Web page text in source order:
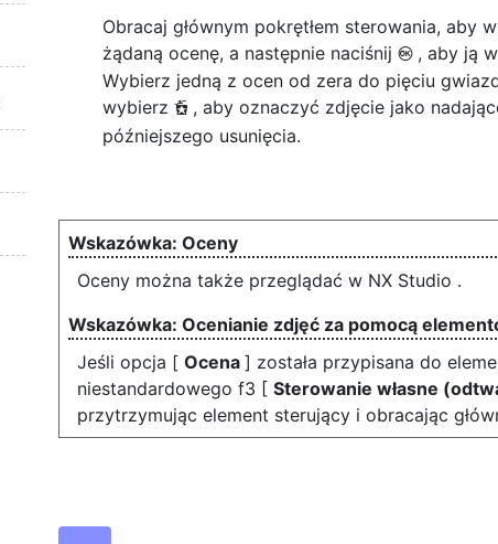
Obracaj głównym pokrętłem sterowania, aby
żądaną ocenę, a następnie naciśnij J , aby ją
Wybierz jedną z ocen od zera do pięciu
wybierz d , aby oznaczyć zdjęcie jako
późniejszego usunięcia.
Oceny
Oceny można także przeglądać w NX Studio .
Ocenianie zdjęć za pomocą
Jeśli opcja [ Ocena ] została przypisana do
niestandardowego f3 [ Sterowanie własne
przytrzymując element sterujący i obracając